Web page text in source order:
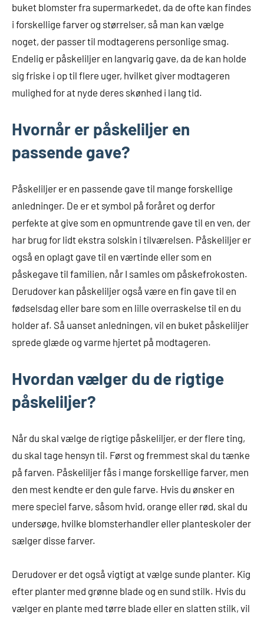
buket blomster fra supermarkedet, da de ofte kan findes
i forskellige farver og størrelser, så man kan vælge
noget, der passer til modtagerens personlige smag.
Endelig er påskeliljer en langvarig gave, da de kan holde
sig friske i op til flere uger, hvilket giver modtageren
mulighed for at nyde deres skønhed i lang tid.
Hvornår er påskeliljer en
passende gave?
Påskeliljer er en passende gave til mange forskellige
anledninger. De er et symbol på foråret og derfor
perfekte at give som en opmuntrende gave til en ven, der
har brug for lidt ekstra solskin i tilværelsen. Påskeliljer er
også en oplagt gave til en værtinde eller som en
påskegave til familien, når I samles om påskefrokosten.
Derudover kan påskeliljer også være en fin gave til en
fødselsdag eller bare som en lille overraskelse til en du
holder af. Så uanset anledningen, vil en buket påskeliljer
sprede glæde og varme hjertet på modtageren.
Hvordan vælger du de rigtige
påskeliljer?
Når du skal vælge de rigtige påskeliljer, er der flere ting,
du skal tage hensyn til. Først og fremmest skal du tænke
på farven. Påskeliljer fås i mange forskellige farver, men
den mest kendte er den gule farve. Hvis du ønsker en
mere speciel farve, såsom hvid, orange eller rød, skal du
undersøge, hvilke blomsterhandler eller planteskoler der
sælger disse farver.
Derudover er det også vigtigt at vælge sunde planter. Kig
efter planter med grønne blade og en sund stilk. Hvis du
vælger en plante med tørre blade eller en slatten stilk, vil